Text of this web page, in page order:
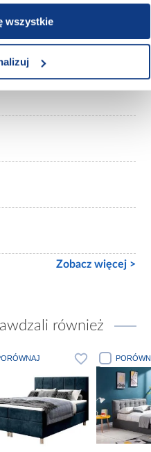
wszystkie
Zobacz więcej >
również
PORÓWNAJ